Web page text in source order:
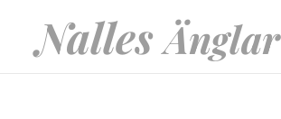
Nalles Änglar